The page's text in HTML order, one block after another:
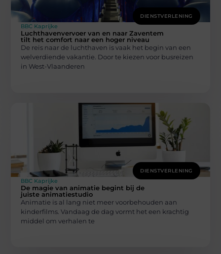
DIENSTVERLENING
BBC Kaprijke
Luchthavenvervoer van en naar Zaventem
tilt het comfort naar een hoger niveau
De reis naar de luchthaven is vaak het begin van een
welverdiende vakantie. Door te kiezen voor busreizen
in West-Vlaanderen
DIENSTVERLENING
BBC Kaprijke
De magie van animatie begint bij de
juiste animatiestudio
Animatie is al lang niet meer voorbehouden aan
kinderfilms. Vandaag de dag vormt het een krachtig
middel om verhalen te